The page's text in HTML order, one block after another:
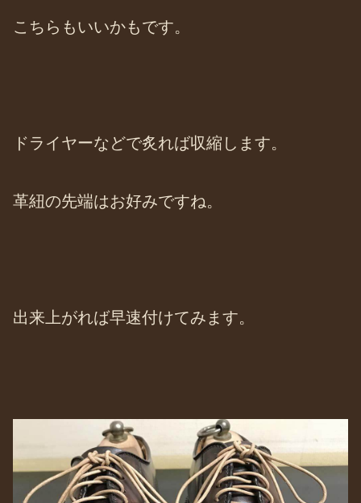
こちらもいいかもです。
ドライヤーなどで炙れば収縮します。
革紐の先端はお好みですね。
出来上がれば早速付けてみます。